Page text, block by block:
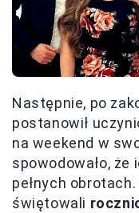
Następnie, po
postanowił
na weekend w
spowodowało, że
pełnych
świętowali